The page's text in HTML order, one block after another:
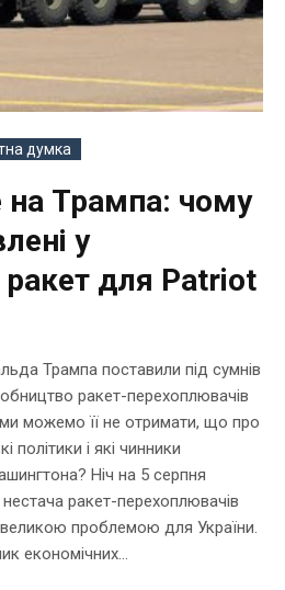
думка
на Трампа: чому
у
ракет для Patriot
Трампа поставили під сумнів
ракет-перехоплювачів
можемо її не отримати, що про
і які чинники
Ніч на 5 серпня
ракет-перехоплювачів
проблемою для України.
економічних...